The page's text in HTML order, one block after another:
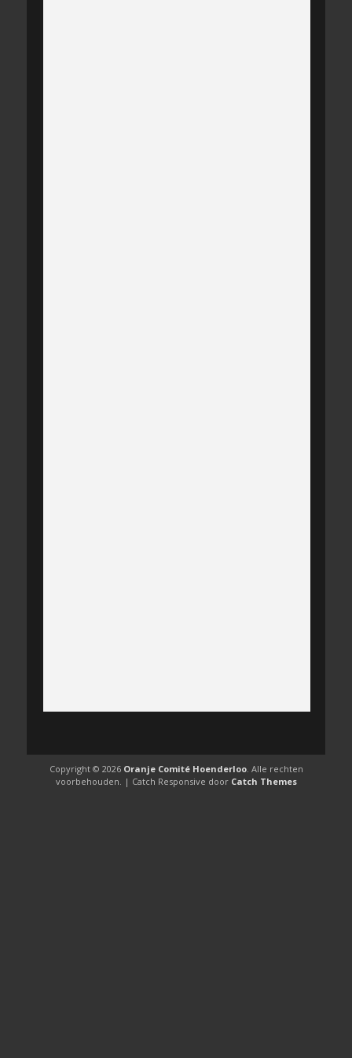
Copyright © 2026 Oranje Comité Hoenderloo. Alle rechten
voorbehouden. | Catch Responsive door Catch Themes